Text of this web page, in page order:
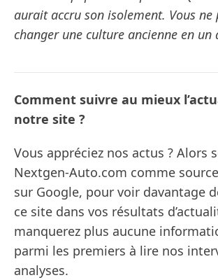
aurait accru son isolement. Vous ne
changer une culture ancienne en un
Comment suivre au mieux
notre site ?
Vous appréciez nos actus ? Alors
Nextgen-Auto.com comme
sur Google, pour voir davantage
ce site dans vos résultats
manquerez plus aucune
parmi les premiers à lire nos
analyses.